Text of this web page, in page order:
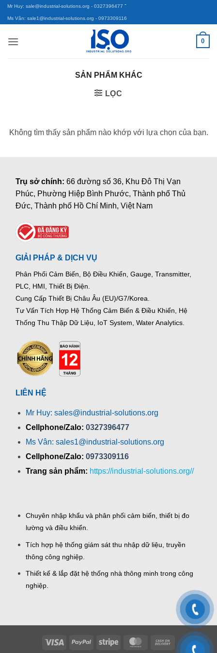
Bỏ
qua
dung
Mr Huy: sale@industrial-solutions.org - 0327396477 -
Ms Vân: sale1@industrial-solutions.org - 0973309116
0
SẢN PHẨM KHÁC
LỌC
Không tìm thấy sản phẩm nào khớp với lựa chọn của bạn.
Trụ sở chính:66 đường số 36, Khu Đô Thị Vạn
Phúc, Phường Hiệp Bình Phước, Thành phố Thủ
Đức, Thành phố Hồ Chí Minh, Việt Nam
GIẢI PHÁP & DỊCH VỤ
Phân Phối Cảm Biến, Bộ Điều Khiển, Gauge, Transmitter,
PLC, HMI, Thiết Bị Điện.
Cung Cấp Thiết Bị Châu Âu (EU)/G7/Korea.
Tư Vấn Tích Hợp Hệ Thống Cảm Biến & Điều Khiển, Hệ
Thống Thu Thập Dữ Liệu, IoT System, Water Analytics.
LIÊN HỆ
Mr Huy: sales@industrial-solutions.org
Cellphone/Zalo: 0327396477
Ms Vân: sales1@industrial-solutions.org
Cellphone/Zalo: 0973309116
Trang sản phẩm: https://industrial-solutions.org//
Chuyên nhập khẩu và phân phối cảm biến, thiết bị đo
lường và điều khiển.
Tích hợp hệ thống giám sát thu nhập dữ liệu, truyền
thông công nghiệp.
Thiết kế & lắp đặt hệ thống nhà thông minh trong công
nghiệp.
Visa PayPal Stripe MasterCardCash